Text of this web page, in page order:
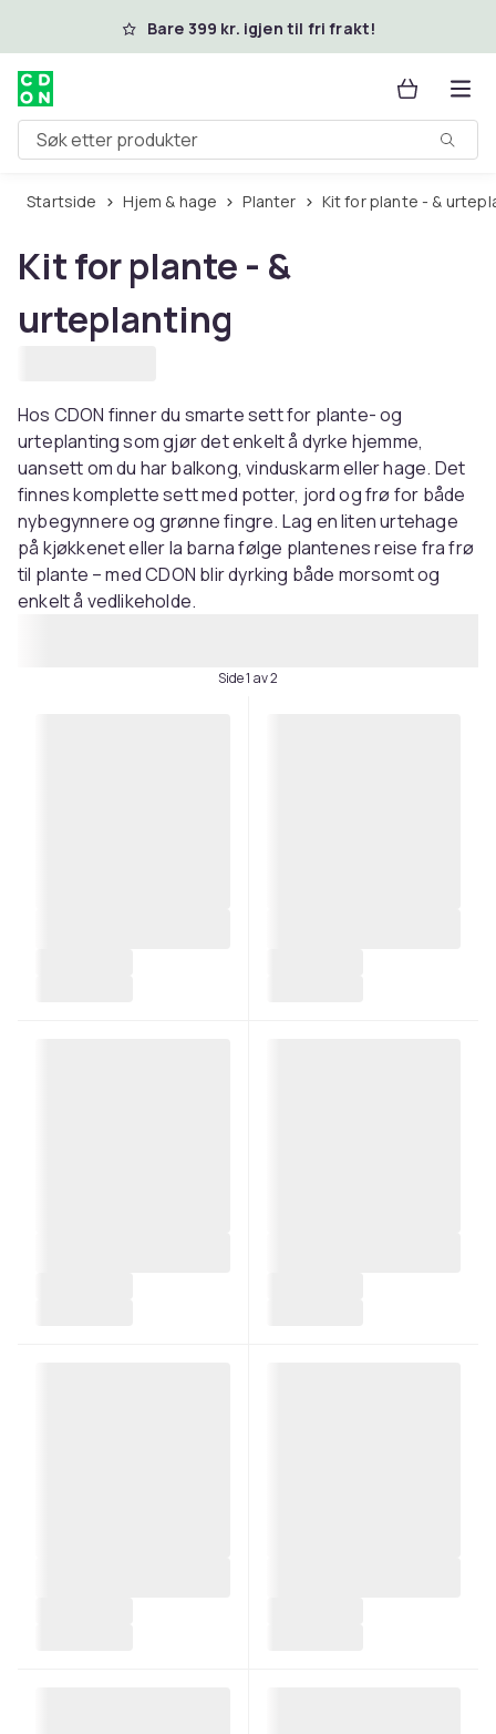
Hopp til hovedinnholdBare 399 kr. igjen til fri frakt!
Søk etter produkter
Startside Hjem & hage Planter Kit for plante - &
Kit for plante - &
urteplanting
Hos CDON finner du smarte sett for plante- og
urteplanting som gjør det enkelt å dyrke hjemme,
uansett om du har balkong, vinduskarm eller hage. Det
finnes komplette sett med potter, jord og frø for både
nybegynnere og grønne fingre. Lag en liten urtehage
på kjøkkenet eller la barna følge plantenes reise fra frø
til plante – med CDON blir dyrking både morsomt og
enkelt å vedlikeholde.
Side 1 av 2